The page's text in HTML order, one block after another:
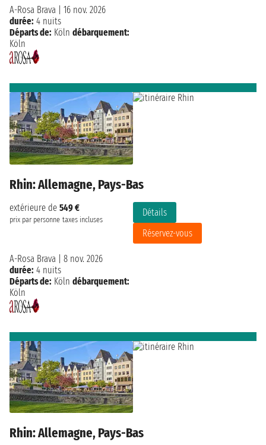
A-Rosa Brava
16 nov. 2026
durée: 4 nuits
Départs de: Köln débarquement:
Köln
Rhin: Allemagne, Pays-Bas
extérieure de 549 €
prix par personne taxes incluses
Détails
Réservez-vous
A-Rosa Brava
8 nov. 2026
durée: 4 nuits
Départs de: Köln débarquement:
Köln
Rhin: Allemagne, Pays-Bas